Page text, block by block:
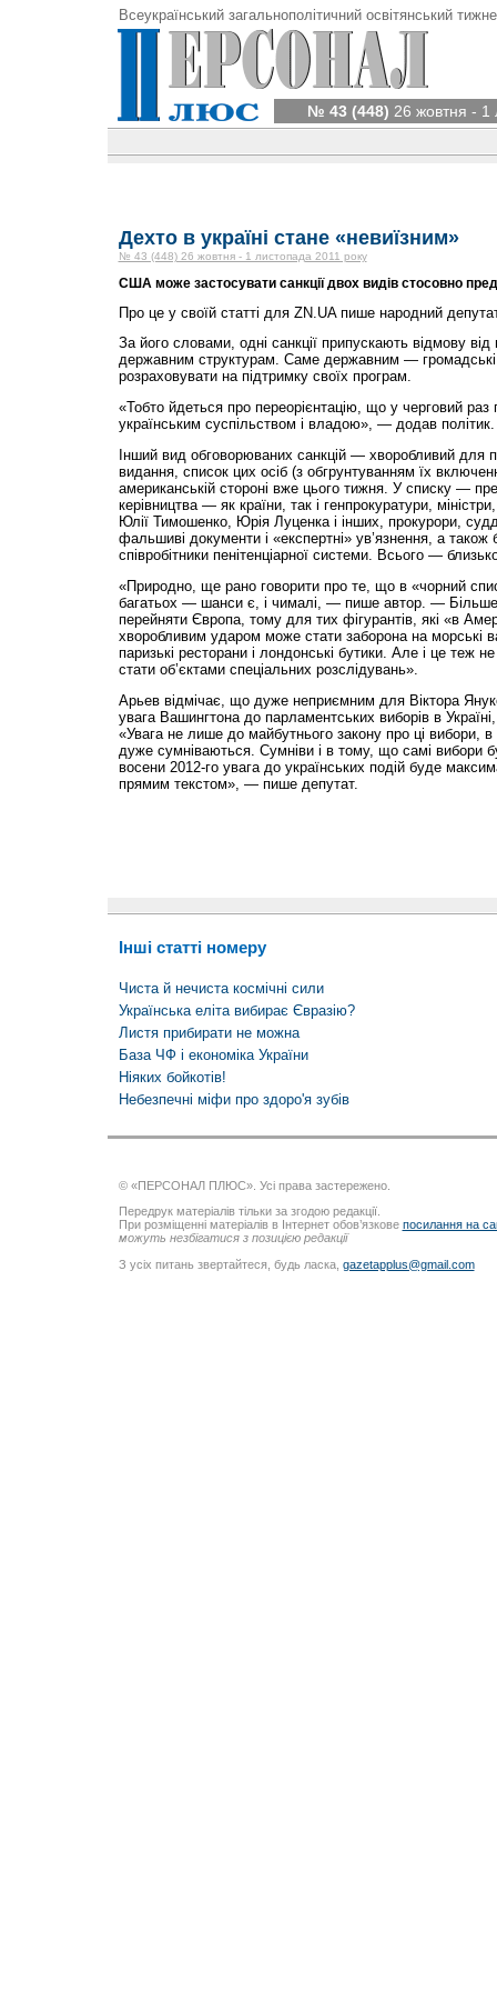
Всеукраїнський загальнополітичний освітянський
№ 43 (448) 26 жовтня - 1
Дехто в україні стане «невиїзним»
№ 43 (448) 26 жовтня - 1 листопада 2011 року
США може застосувати санкції двох видів стосовно
Про це у своїй статті для ZN.UA пише народний
За його словами, одні санкції припускають відмову
державним структурам. Саме державним — громадські
розраховувати на підтримку своїх програм.
«Тобто йдеться про переорієнтацію, що у черговий раз
українським суспільством і владою», — додав політик.
Інший вид обговорюваних санкцій — хворобливий для
видання, список цих осіб (з обгрунтуванням їх
американській стороні вже цього тижня. У списку —
керівництва — як країни, так і генпрокуратури,
Юлії Тимошенко, Юрія Луценка і інших, прокурори,
фальшиві документи і «експертні» ув’язнення, а також
співробітники пенітенціарної системи. Всього —
«Природно, ще рано говорити про те, що в «чорний
багатьох — шанси є, і чималі, — пише автор. —
перейняти Європа, тому для тих фігурантів, які «в
хворобливим ударом може стати заборона на морські
паризькі ресторани і лондонські бутики. Але і це теж
стати об’єктами спеціальних розслідувань».
Арьев відмічає, що дуже неприємним для Віктора
увага Вашингтона до парламентських виборів в
«Увага не лише до майбутнього закону про ці вибори, в
дуже сумніваються. Сумніви і в тому, що самі вибори
восени 2012-го увага до українських подій буде
прямим текстом», — пише депутат.
Інші статті номеру
Чиста й нечиста космічні сили
Українська еліта вибирає Євразію?
Листя прибирати не можна
База ЧФ і економіка України
Ніяких бойкотів!
Небезпечні міфи про здоро'я зубів
© «ПЕРСОНАЛ ПЛЮС». Усі права застережено.
Передрук матеріалів тільки за згодою редакції.
При розміщенні матеріалів в Інтернет обов’язкове посилання на
можуть незбігатися з позицією редакції
З усіх питань звертайтеся, будь ласка, gazetapplus@gmail.com